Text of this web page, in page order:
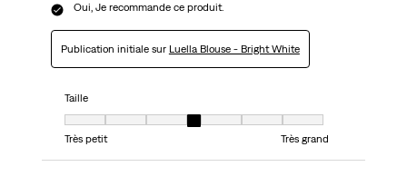
Oui, Je recommande ce produit.
Publication initiale sur Luella Blouse - Bright White
Taille
Taille, 4 sur 7, où 1 est égal à Très petit et 7 est égal à Très grand
Très petit
Très grand